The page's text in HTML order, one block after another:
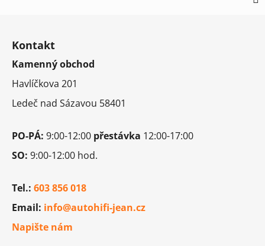
Kontakt
Kamenný obchod
Havlíčkova 201
Ledeč nad Sázavou 58401
PO-PÁ: 9:00-12:00 přestávka 12:00-17:00
SO: 9:00-12:00 hod.
Tel.: 603 856 018
Email: info@autohifi-jean.cz
Napište nám